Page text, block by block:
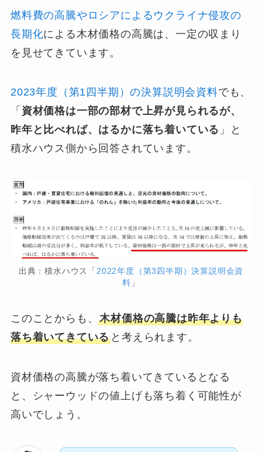
燃料費の高騰やロシアによるウクライナ侵攻の
長期化による木材価格の高騰は、一定の収まり
を見せてきています。
2023年度（第1四半期）の決算説明会資料でも、
「 資材価格は一部の部材で上昇が見られるが、
昨年と比べれば、はるかに落ち着いている 」と
積水ハウス側から回答されています。
出典：積水ハウス「 2022年度（第3四半期）決算説明会資
料 」
このことからも、木材価格の高騰は昨年よりも
落ち着いてきている と考えられます。
資材価格の高騰が落ち着いてきているとなる
と、シャーウッドの値上げも落ち着く可能性が
高いでしょう。